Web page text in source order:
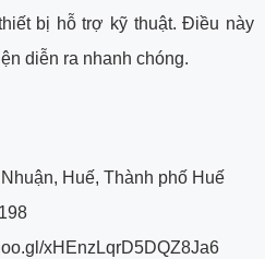
bị hỗ trợ kỹ thuật. Điều này
diễn ra nhanh chóng.
Huế, Thành phố Huế
xHEnzLqrD5DQZ8Ja6